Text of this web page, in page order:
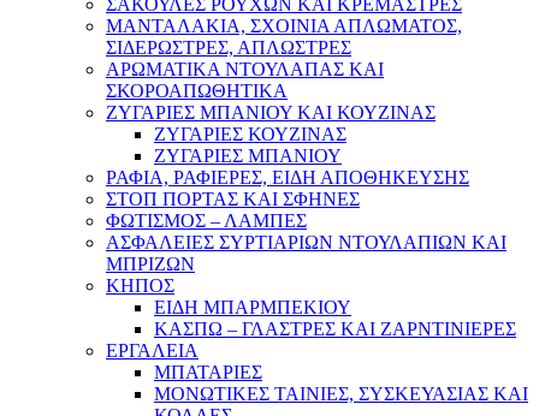
ΣΑΚΟΥΛΕΣ ΡΟΥΧΩΝ ΚΑΙ ΚΡΕΜΑΣΤΡΕΣ
ΜΑΝΤΑΛΑΚΙΑ, ΣΧΟΙΝΙΑ ΑΠΛΩΜΑΤΟΣ,
ΣΙΔΕΡΩΣΤΡΕΣ, ΑΠΛΩΣΤΡΕΣ
ΑΡΩΜΑΤΙΚΑ ΝΤΟΥΛΑΠΑΣ ΚΑΙ
ΣΚΟΡΟΑΠΩΘΗΤΙΚΑ
ΖΥΓΑΡΙΕΣ ΜΠΑΝΙΟΥ ΚΑΙ ΚΟΥΖΙΝΑΣ
ΖΥΓΑΡΙΕΣ ΚΟΥΖΙΝΑΣ
ΖΥΓΑΡΙΕΣ ΜΠΑΝΙΟΥ
ΡΑΦΙΑ, ΡΑΦΙΕΡΕΣ, ΕΙΔΗ ΑΠΟΘΗΚΕΥΣΗΣ
ΣΤΟΠ ΠΟΡΤΑΣ ΚΑΙ ΣΦΗΝΕΣ
ΦΩΤΙΣΜΟΣ – ΛΑΜΠΕΣ
ΑΣΦΑΛΕΙΕΣ ΣΥΡΤΙΑΡΙΩΝ ΝΤΟΥΛΑΠΙΩΝ ΚΑΙ
ΜΠΡΙΖΩΝ
ΚΗΠΟΣ
ΕΙΔΗ ΜΠΑΡΜΠΕΚΙΟΥ
ΚΑΣΠΩ – ΓΛΑΣΤΡΕΣ ΚΑΙ ΖΑΡΝΤΙΝΙΕΡΕΣ
ΕΡΓΑΛΕΙΑ
ΜΠΑΤΑΡΙΕΣ
ΜΟΝΩΤΙΚΕΣ ΤΑΙΝΙΕΣ, ΣΥΣΚΕΥΑΣΙΑΣ ΚΑΙ